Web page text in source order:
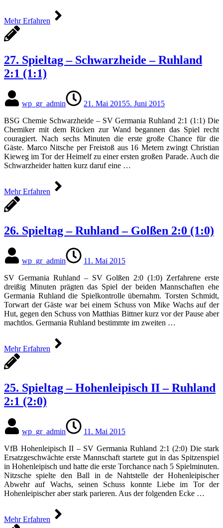
Mehr Erfahren
27. Spieltag – Schwarzheide – Ruhland
2:1 (1:1)
wp_gr_admin 21. Mai 20155. Juni 2015
BSG Chemie Schwarzheide – SV Germania Ruhland 2:1 (1:1) Die
Chemiker mit dem Rücken zur Wand begannen das Spiel recht
couragiert. Nach sechs Minuten die erste große Chance für die
Gäste. Marco Nitsche per Freistoß aus 16 Metern zwingt Christian
Kieweg im Tor der Heimelf zu einer ersten großen Parade. Auch die
Schwarzheider hatten kurz daruf eine …
Mehr Erfahren
26. Spieltag – Ruhland – Golßen 2:0 (1:0)
wp_gr_admin
11. Mai 2015
SV Germania Ruhland – SV Golßen 2:0 (1:0) Zerfahrene erste
dreißig Minuten prägten das Spiel der beiden Mannschaften ehe
Germania Ruhland die Spielkontrolle übernahm. Torsten Schmidt,
Torwart der Gäste war bei einem Schuss von Mike Wachs auf der
Hut, gegen den Schuss von Matthias Bittner kurz vor der Pause aber
machtlos. Germania Ruhland bestimmte im zweiten …
Mehr Erfahren
25. Spieltag – Hohenleipisch II – Ruhland
2:1 (2:0)
wp_gr_admin
11. Mai 2015
VfB Hohenleipisch II – SV Germania Ruhland 2:1 (2:0) Die stark
Ersatzgeschwächte erste Mannschaft startete gut in das Spitzenspiel
in Hohenleipisch und hatte die erste Torchance nach 5 Spielminuten.
­Nitzsche spielte den Ball in de Nahtstelle der Hohenleipischer
Abwehr auf Wachs, seinen Schuss konnte Liebe im Tor der
Hohenleipischer aber stark parieren. Aus der folgenden Ecke …
Mehr Erfahren